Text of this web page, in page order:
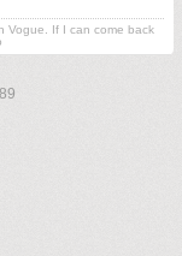
Vogue. If I can come back